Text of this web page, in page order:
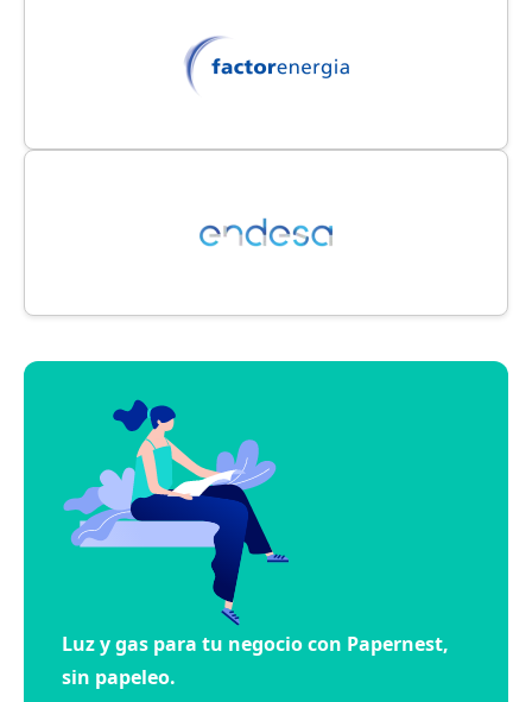
Luz y gas para tu negocio con Papernest,
sin papeleo.